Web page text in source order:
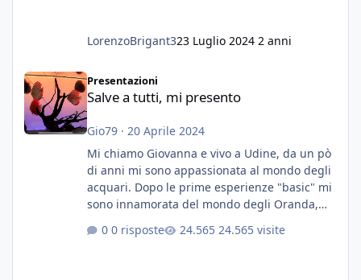
LorenzoBrigant323 Luglio 2024 2 anni
Salve a tutti, mi presento
Presentazioni
Salve a tutti, mi presento
Gio79· 20 Aprile 2024
Mi chiamo Giovanna e vivo a Udine, da un pò
di anni mi sono appassionata al mondo degli
acquari. Dopo le prime esperienze "basic" mi
sono innamorata del mondo degli Oranda,
E' stata una bella scuola per quanto riguarda
0 risposte 24.565 visite